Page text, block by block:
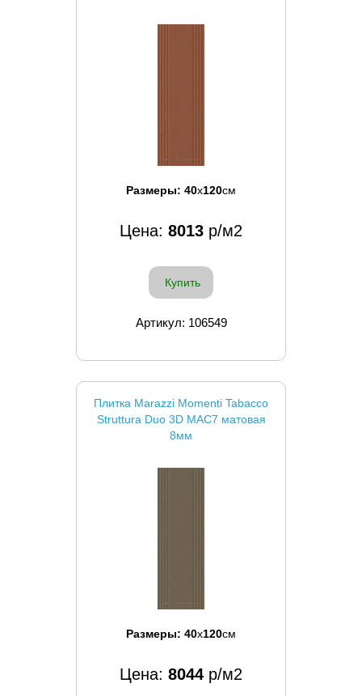
Размеры: 40x120см
Цена: 8013 р/м2
Купить
Артикул: 106549
Плитка Marazzi Momenti Tabacco
Struttura Duo 3D MAC7 матовая
8мм
Размеры: 40x120см
Цена: 8044 р/м2